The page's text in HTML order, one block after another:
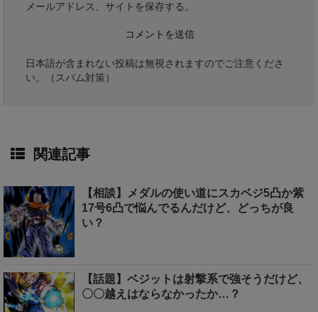
メールアドレス、サイトを保存する。
日本語が含まれない投稿は無視されますのでご注意くださ
い。（スパム対策）
関連記事
【相談】メダルの使い道にスカベジ5凸か紫
17号6凸で悩んでるんだけど、どっちが良
い？
【話題】ベジットは射撃系で強そうだけど、
〇〇越えはならなかったか…？